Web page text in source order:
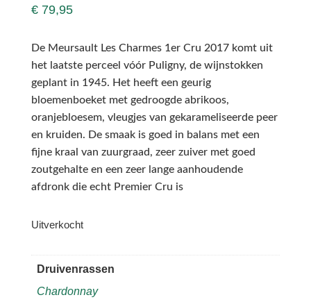
€79,95
De Meursault Les Charmes 1er Cru 2017 komt uit
het laatste perceel vóór Puligny, de wijnstokken
geplant in 1945. Het heeft een geurig
bloemenboeket met gedroogde abrikoos,
oranjebloesem, vleugjes van gekarameliseerde peer
en kruiden. De smaak is goed in balans met een
fijne kraal van zuurgraad, zeer zuiver met goed
zoutgehalte en een zeer lange aanhoudende
afdronk die echt Premier Cru is
Uitverkocht
Druivenrassen
Chardonnay